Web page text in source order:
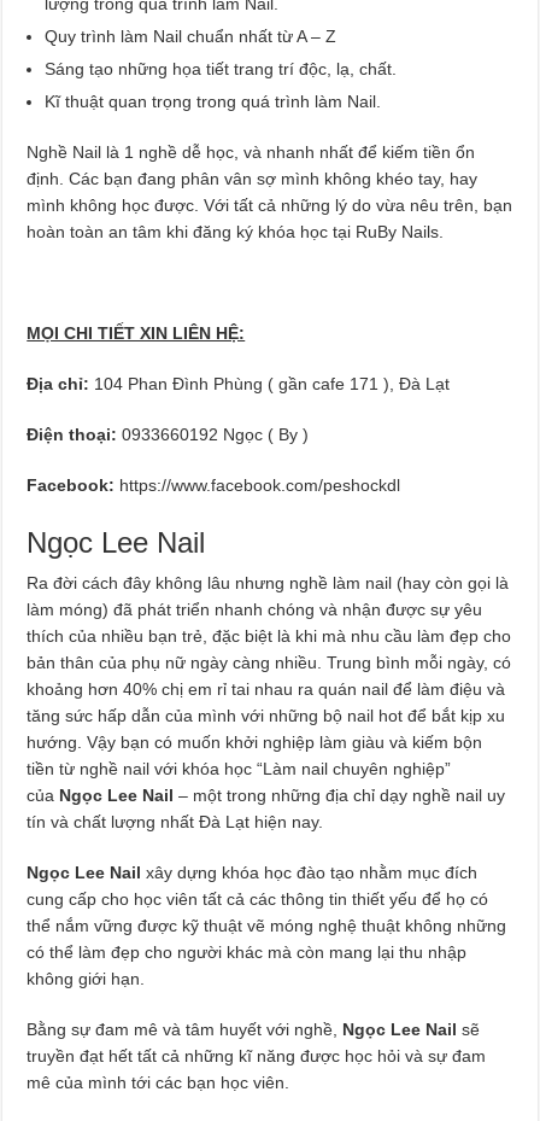
Quy trình làm Nail chuẩn nhất từ A – Z
Sáng tạo những họa tiết trang trí độc, lạ, chất.
Kĩ thuật quan trọng trong quá trình làm Nail.
Nghề Nail là 1 nghề dễ học, và nhanh nhất để kiếm tiền ổn
định. Các bạn đang phân vân sợ mình không khéo tay, hay
mình không học được. Với tất cả những lý do vừa nêu trên, bạn
hoàn toàn an tâm khi đăng ký khóa học tại RuBy Nails.
MỌI CHI TIẾT XIN LIÊN HỆ:
Địa chỉ: 104 Phan Đình Phùng ( gần cafe 171 ), Đà Lạt
Điện thoại:0933660192 Ngọc ( By )
Facebook: https://www.facebook.com/peshockdl
Ngọc Lee Nail
Ra đời cách đây không lâu nhưng nghề làm nail (hay còn gọi là
làm móng) đã phát triển nhanh chóng và nhận được sự yêu
thích của nhiều bạn trẻ, đặc biệt là khi mà nhu cầu làm đẹp cho
bản thân của phụ nữ ngày càng nhiều. Trung bình mỗi ngày, có
khoảng hơn 40% chị em rỉ tai nhau ra quán nail để làm điệu và
tăng sức hấp dẫn của mình với những bộ nail hot để bắt kịp xu
hướng. Vậy bạn có muốn khởi nghiệp làm giàu và kiếm bộn
tiền từ nghề nail với khóa học “Làm nail chuyên nghiệp”
của Ngọc Lee Nail – một trong những địa chỉ dạy nghề nail uy
tín và chất lượng nhất Đà Lạt hiện nay.
Ngọc Lee Nailxây dựng khóa học đào tạo nhằm mục đích
cung cấp cho học viên tất cả các thông tin thiết yếu để họ có
thể nắm vững được kỹ thuật vẽ móng nghệ thuật không những
có thể làm đẹp cho người khác mà còn mang lại thu nhập
không giới hạn.
Bằng sự đam mê và tâm huyết với nghề, Ngọc Lee Nail sẽ
truyền đạt hết tất cả những kĩ năng được học hỏi và sự đam
mê của mình tới các bạn học viên.